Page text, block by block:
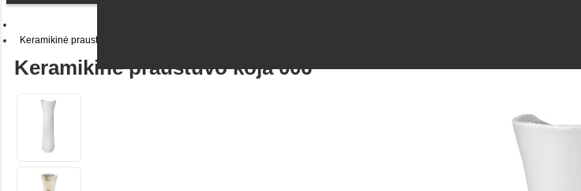
Keramikinė praustuvo koja 006
Keramikinė praustuvo koja 006